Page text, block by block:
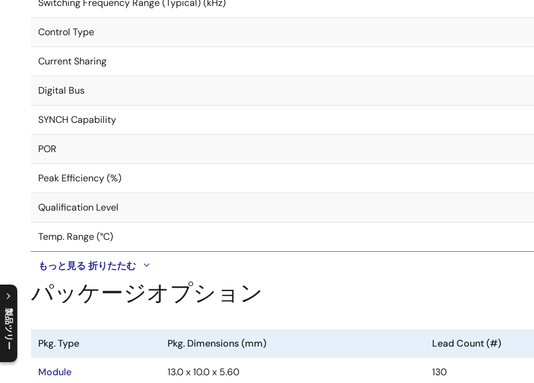
製品ツリー
C
l
o
s
e
p
r
o
d
u
c
t
t
r
e
e
m
e
n
O
p
e
n
p
r
o
d
u
c
t
t
r
e
e
m
e
n
Switching Frequency Range (Typical) (kHz)
Control Type
Current Sharing
Digital Bus
SYNCH Capability
POR
Peak Efficiency (%)
Qualification Level
Temp. Range (°C)
もっと見る 折りたたむ
パッケージオプション
Pkg. Type Pkg. Dimensions (mm) Lead Count (#)
Module 13.0 x 10.0 x 5.60 130